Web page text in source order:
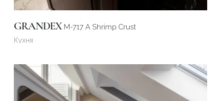
GRANDEX M-717 A Shrimp Crust
Кухня